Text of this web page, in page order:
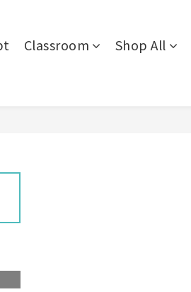
Classroom Shop All